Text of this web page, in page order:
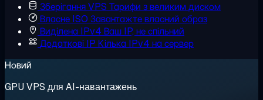
Зберігання VPS Тарифи з великим диском
Власне ISO Завантажте власний образ
Виділена IPv4 Ваш IP, не спільний
Додаткові IP Кілька IPv4 на сервер
Новий
GPU VPS для AI-навантажень